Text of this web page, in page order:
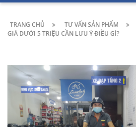
TRANG CHỦ TƯ VẤN SẢN PHẨM
GIÁ DƯỚI 5 TRIỆU CẦN LƯU Ý ĐIỀU GÌ?